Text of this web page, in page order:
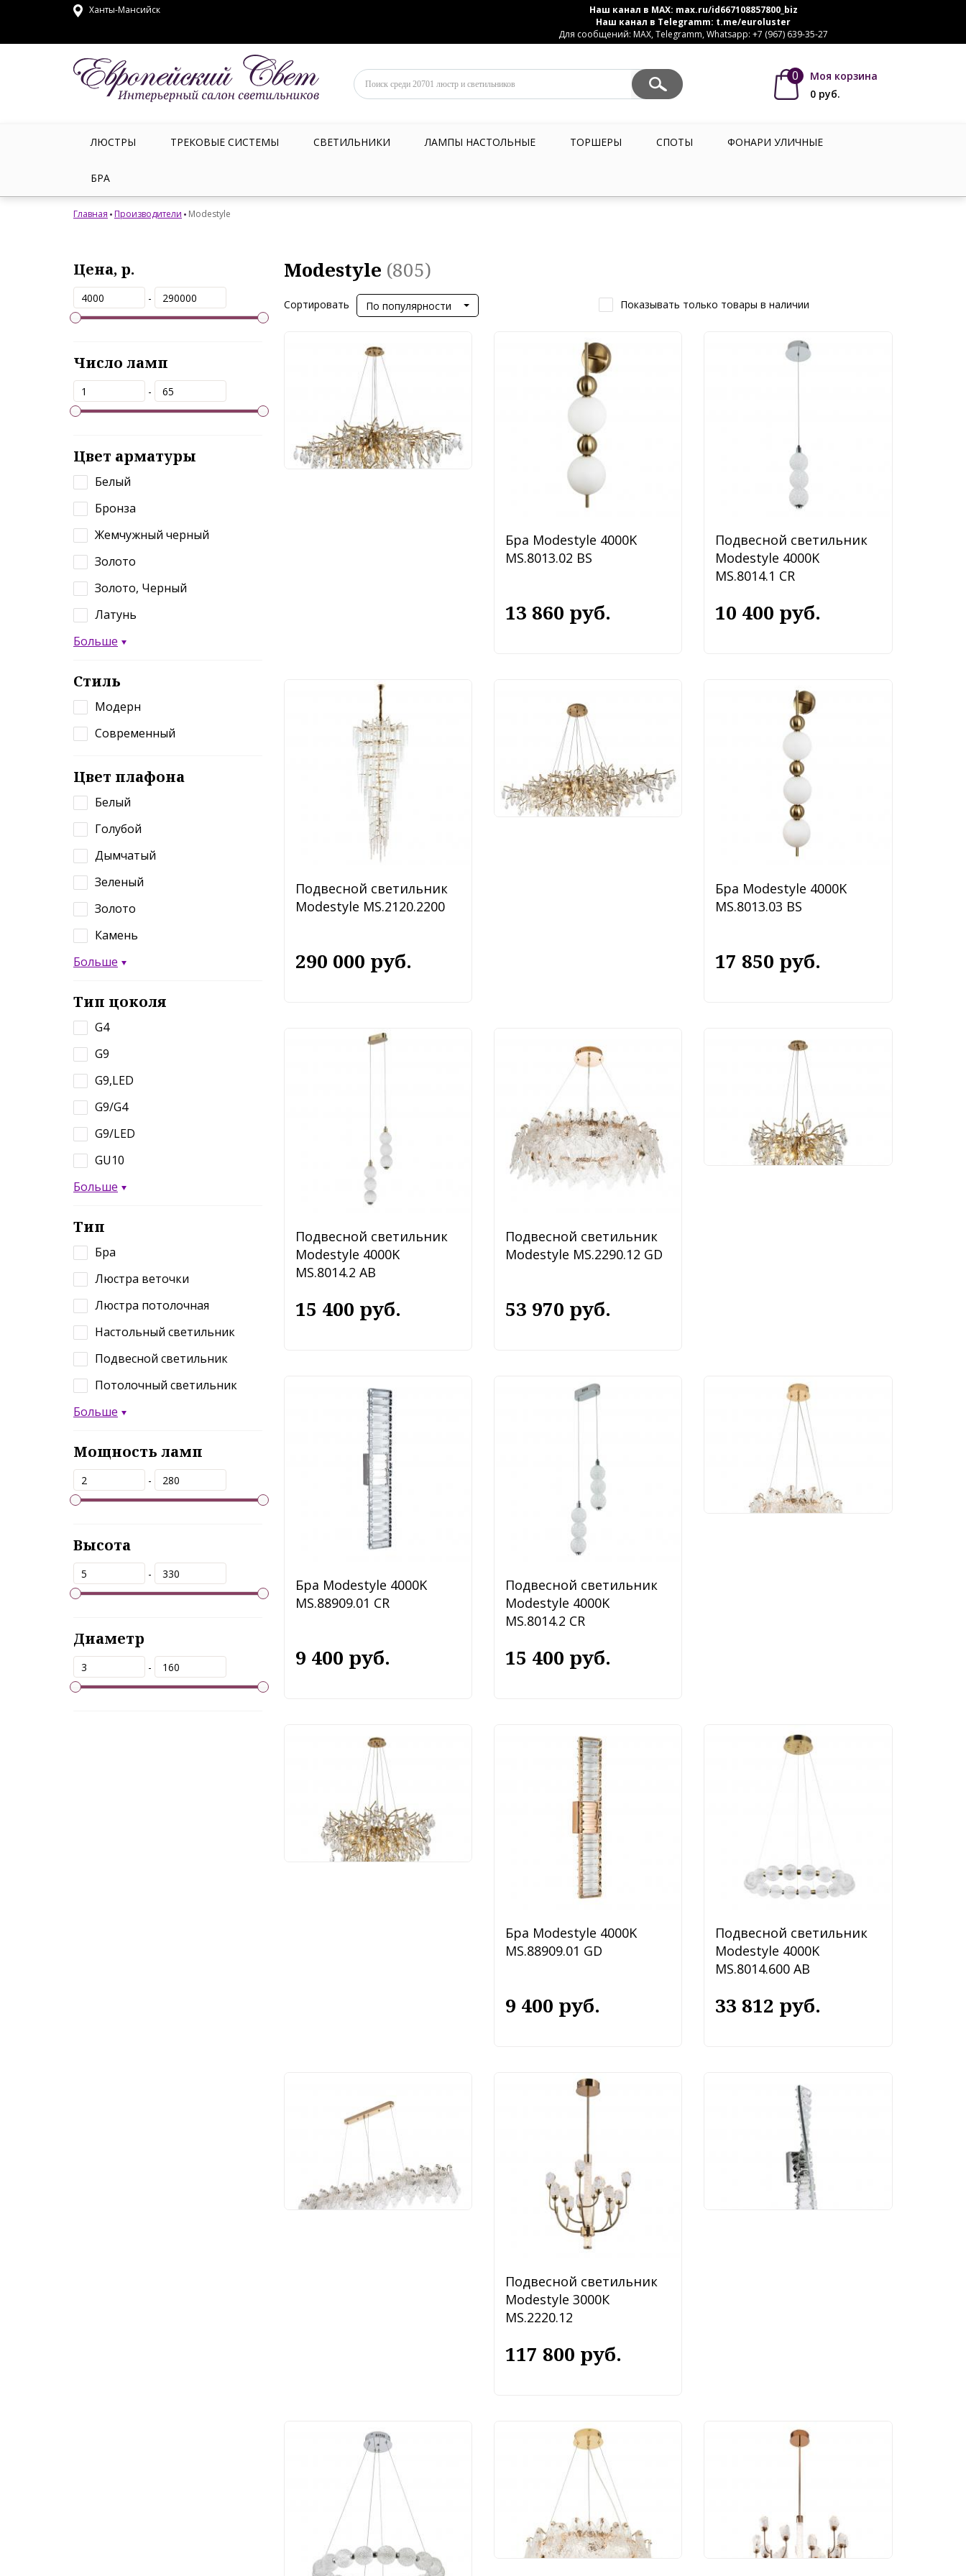
Ханты-Мансийск Наш канал в MAX: max.ru/id667108857800_biz
Наш канал в Telegramm: t.me/euroluster
Для сообщений: MAX, Telegramm, Whatsapp: +7 (967) 639-35-27
0
Моя корзина
0 руб.
ЛЮСТРЫ ТРЕКОВЫЕ СИСТЕМЫ СВЕТИЛЬНИКИ ЛАМПЫ НАСТОЛЬНЫЕ ТОРШЕРЫ СПОТЫ ФОНАРИ УЛИЧНЫЕ
БРА
Главная Производители Modestyle
Цена, р.
-
Число ламп
-
Цвет арматуры
Белый
Бронза
Жемчужный черный
Золото
Золото, Черный
Латунь
Больше
Стиль
Модерн
Современный
Цвет плафона
Белый
Голубой
Дымчатый
Зеленый
Золото
Камень
Больше
Тип цоколя
G4
G9
G9,LED
G9/G4
G9/LED
GU10
Больше
Тип
Бра
Люстра веточки
Люстра потолочная
Настольный светильник
Подвесной светильник
Потолочный светильник
Больше
Мощность ламп
-
Высота
-
Диаметр
-
Modestyle (805)
Сортировать По популярности Показывать только товары в наличии
Люстра Modestyle
MS.2118.1200 BS
55 400 руб.
Бра Modestyle 4000K
MS.8013.02 BS
13 860 руб.
Подвесной светильник
Modestyle 4000K
MS.8014.1 CR
10 400 руб.
Подвесной светильник
Modestyle MS.2120.2200
290 000 руб.
Подвесной светильник
Modestyle MS.2118.1600
79 000 руб.
Бра Modestyle 4000K
MS.8013.03 BS
17 850 руб.
Подвесной светильник
Modestyle 4000K
MS.8014.2 AB
15 400 руб.
Подвесной светильник
Modestyle MS.2290.12 GD
53 970 руб.
Подвесной светильник
Modestyle MS.2118.600 BS
29 500 руб.
Бра Modestyle 4000K
MS.88909.01 CR
9 400 руб.
Подвесной светильник
Modestyle 4000K
MS.8014.2 CR
15 400 руб.
Подвесной светильник
Modestyle MS.2290.6 GD
26 460 руб.
Подвесной светильник
Modestyle MS.2118.800 BS
49 500 руб.
Бра Modestyle 4000K
MS.88909.01 GD
9 400 руб.
Подвесной светильник
Modestyle 4000K
MS.8014.600 AB
33 812 руб.
Modestyle MS.2290.8 GD
48 300 руб.
Подвесной светильник
Modestyle 3000К
MS.2220.12
117 800 руб.
Бра Modestyle 4000K
MS.88910.01 CR
10 000 руб.
Подвесной светильник
Modestyle MS.2290.8R GD
36 750 руб.
Подвесной светильник
Modestyle 3000К
169 100 руб.